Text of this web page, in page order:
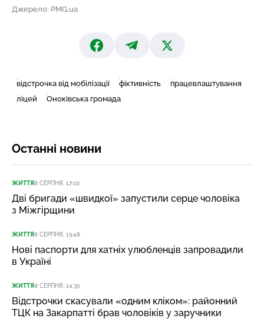
Джерело: PMG.ua
відстрочка від мобілізації фіктивність
працевлаштування
ліцей
Оноківська громада
Останні новини
ЖИТТЯ8 СЕРПНЯ, 17:02
Дві бригади «швидкої» запустили серце чоловіка
з Міжгірщини
ЖИТТЯ8 СЕРПНЯ, 15:48
Нові паспорти для хатніх улюбленців запровадили
в Україні
ЖИТТЯ8 СЕРПНЯ, 14:35
Відстрочки скасували «одним кліком»: районний
ТЦК на Закарпатті брав чоловіків у заручники